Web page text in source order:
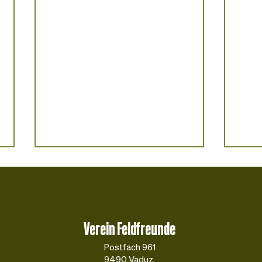
Ribelmais-Zitronen-Kuchen
Verein Feldfreunde
Postfach 961
9490 Vaduz